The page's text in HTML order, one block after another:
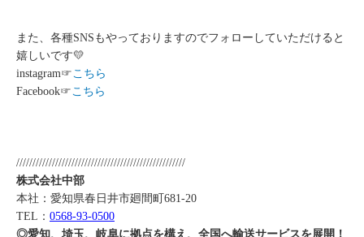
また、各種SNSもやっておりますのでフォローしていただけると
嬉しいです💛
instagram☞ こちら
Facebook☞ こちら
////////////////////////////////////////////////////
株式会社中部
本社：愛知県春日井市廻間町681-20
TEL： 0568-93-0500
◎愛知、埼玉、岐阜に拠点を構え、全国へ輸送サービスを展開！